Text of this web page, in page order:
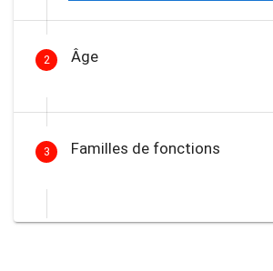
2 Âge
3 Familles de fonctions